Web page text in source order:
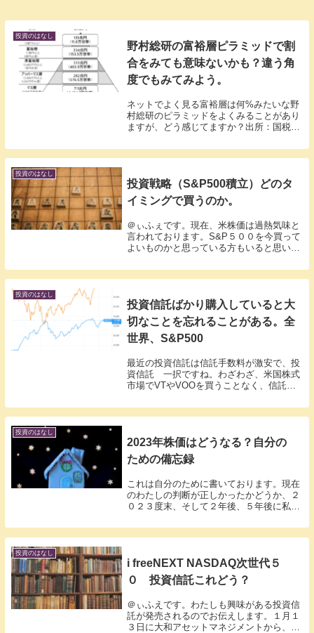
投資のはなし
野村総研の富裕層ピラミッドで割
合をみても意味ないかも？違う角
度でもみてみよう。
ネットでよく見る富裕層は何%みたいな野
村総研のピラミッドをよくみることがあり
ますが、どう感じてますか？出所：国税庁
実態調査」、厚生労働省「人口動態調
査」、国立社会保障・人口問題研究所「日
投資のはなし
投資戦略（S&P500積立）どのタ
イミングで買うのか。
＠ぃふぇです。現在、米株価は過熱気味と
言われております。S&P５００を今買って
よいものかと思っている方もいると思いま
すし、昨年の逆イールド。だからリセッシ
ョンがそろそろあるんじゃないかと。買っ
投資のはなし
投資信託ばかり購入していると大
切なことを忘れることがある。全
世界、S&P500
最近の投資信託は信託手数料が激安で、投
資信託 一択ですね。わざわざ、米国株式
市場でVTやVOOを買うことなく、信託報
資信託でいいじゃない。新NISAが始ま
り、投資初心者がなにも考えずに
投資のはなし
2023年株価はどうなる？自分の
ための備忘録
これは自分のために書いております。現在
のわたしの判断が正しかったかどうか、２
０２３度末、そして２年後、５年後に私が
２年は大暴落にて終わりました。S&P500
は約２０％の下落NASDAQ100は約３４％
投資のはなし
i freeNEXT NASDAQ次世代５
０ 投資信託これどう？
＠ぃふえです。わたしも興味がある投資信
託が発売されるのでお伝えします。１月１
３日に大和アセットマネジメントから、